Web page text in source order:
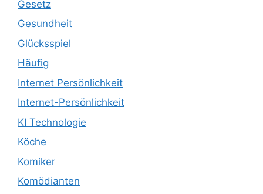
Gesetz
Gesundheit
Glücksspiel
Häufig
Internet Persönlichkeit
Internet-Persönlichkeit
KI Technologie
Köche
Komiker
Komödianten